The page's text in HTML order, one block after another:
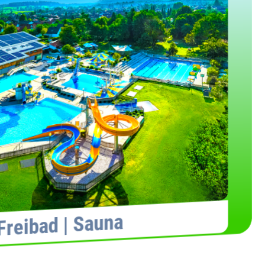
| Sauna